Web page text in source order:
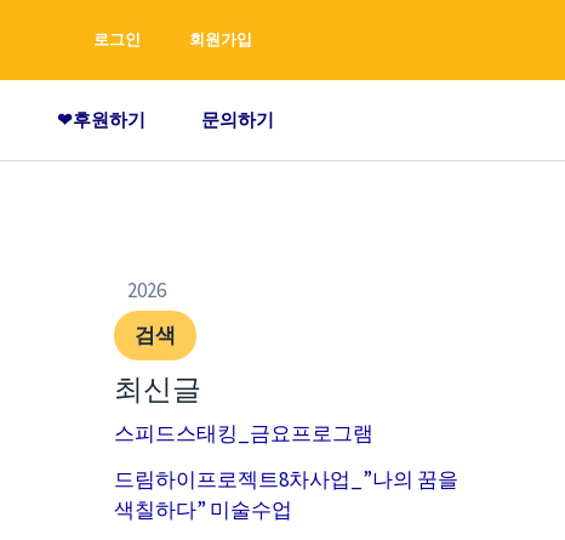
로그인 회원가입
❤후원하기 문의하기
검색
최신글
스피드스태킹_금요프로그램
드림하이프로젝트8차사업_”나의 꿈을
색칠하다” 미술수업